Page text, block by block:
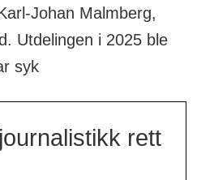
Johan Malmberg,
Utdelingen i 2025 ble
syk
rett